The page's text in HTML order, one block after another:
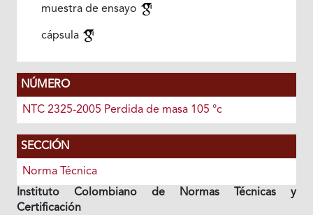
muestra de ensayo
cápsula
NÚMERO
NTC 2325-2005 Perdida de masa 105 °c
SECCIÓN
Norma Técnica
Instituto Colombiano de Normas Técnicas y
Certificación